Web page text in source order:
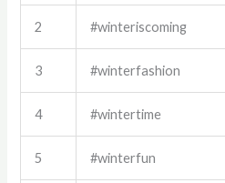
2 #winteriscoming
3 #winterfashion
4 #wintertime
5 #winterfun